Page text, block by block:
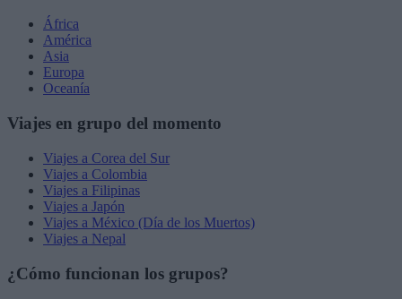
África
América
Asia
Europa
Oceanía
Viajes en grupo del momento
Viajes a Corea del Sur
Viajes a Colombia
Viajes a Filipinas
Viajes a Japón
Viajes a México (Día de los Muertos)
Viajes a Nepal
¿Cómo funcionan los grupos?